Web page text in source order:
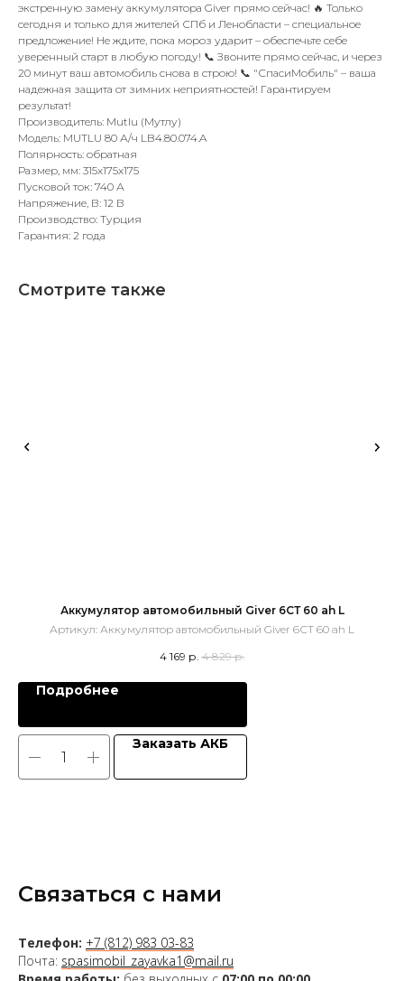
экстренную замену аккумулятора Giver прямо сейчас! 🔥 Только
сегодня и только для жителей СПб и Ленобласти – специальное
предложение! Не ждите, пока мороз ударит – обеспечьте себе
уверенный старт в любую погоду! 📞 Звоните прямо сейчас, и через
20 минут ваш автомобиль снова в строю! 📞 "СпасиМобиль" – ваша
надежная защита от зимних неприятностей! Гарантируем
результат!
Производитель: Mutlu (Мутлу)
Модель: MUTLU 80 А/ч LB4.80.074.A
Полярность: обратная
Размер, мм: 315x175x175
Пусковой ток: 740 А
Напряжение, В: 12 В
Производство: Турция
Гарантия: 2 года
Смотрите также
Аккумулятор автомобильный Giver 6СТ 60 ah L
Артикул: Аккумулятор автомобильный Giver 6СТ 60 ah L
4 169 р. 4 829 р.
Подробнее
Заказать АКБ
Связаться с нами
Телефон: +7 (812) 983 03-83
Почта: spasimobil_zayavka1@mail.ru